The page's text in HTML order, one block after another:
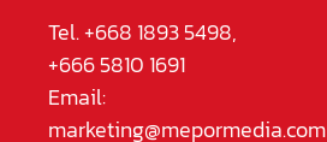
Tel. +668 1893 5498,
+666 5810 1691
Email:
marketing@mepormedia.com